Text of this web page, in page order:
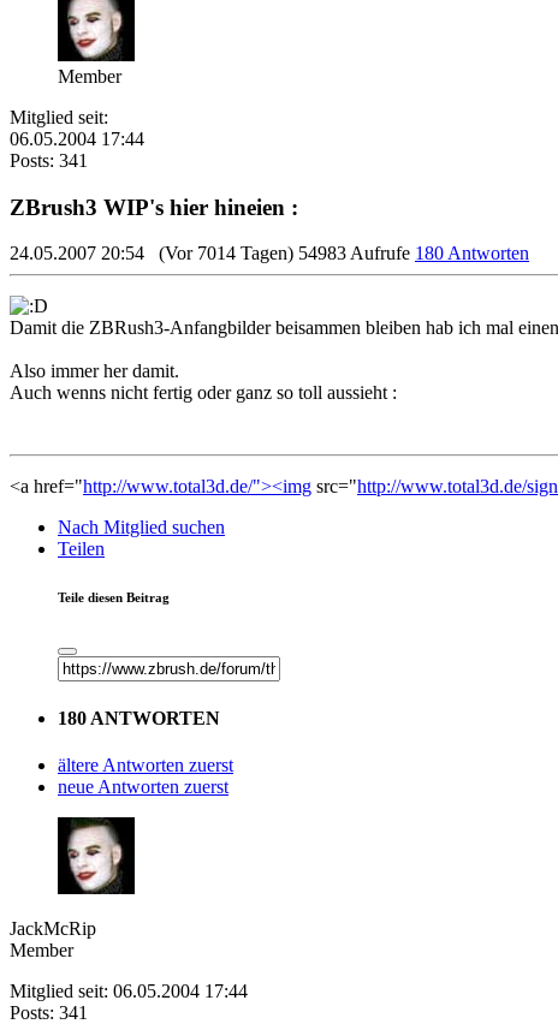
Member
Mitglied seit:
06.05.2004 17:44
Posts: 341
ZBrush3 WIP's hier hineien :
24.05.2007 20:54 (Vor 7014 Tagen) 54983 Aufrufe 180 Antworten
Damit die ZBRush3-Anfangbilder beisammen bleiben hab ich mal
Also immer her damit.
Auch wenns nicht fertig oder ganz so toll aussieht :
<a href="http://www.total3d.de/"><img src="http://www.total3d.de/
Nach Mitglied suchen
Teilen
Teile diesen Beitrag
180 ANTWORTEN
ältere Antworten zuerst
neue Antworten zuerst
JackMcRip
Member
Mitglied seit: 06.05.2004 17:44
Posts: 341